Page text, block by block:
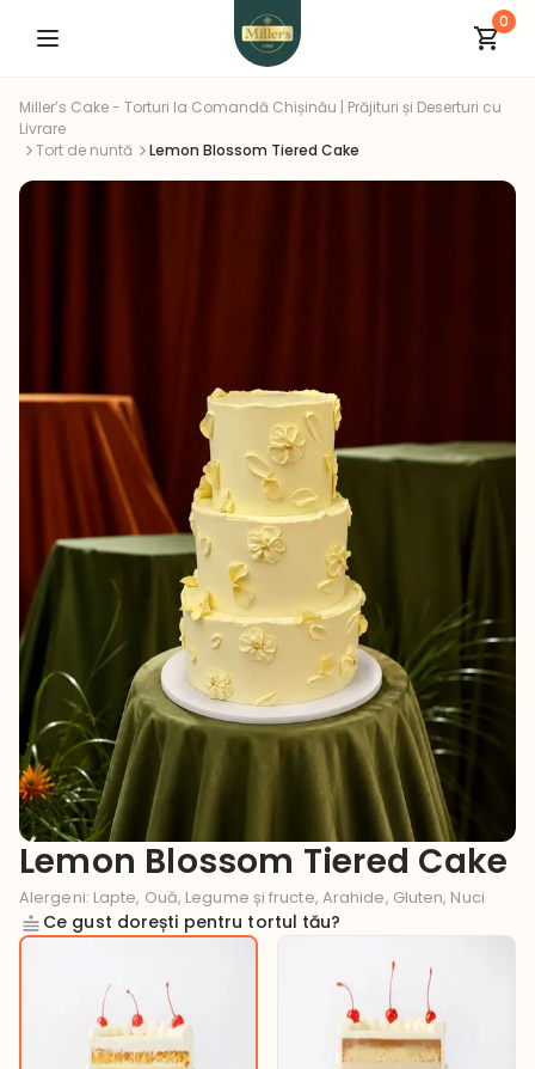
0
Miller’s Cake - Torturi la Comandă Chișinău | Prăjituri și Deserturi cu
Livrare
Tort de nuntă
Lemon Blossom Tiered Cake
Lemon Blossom Tiered Cake
Alergeni: Lapte, Ouă, Legume și fructe, Arahide, Gluten, Nuci
Ce gust dorești pentru tortul tău?